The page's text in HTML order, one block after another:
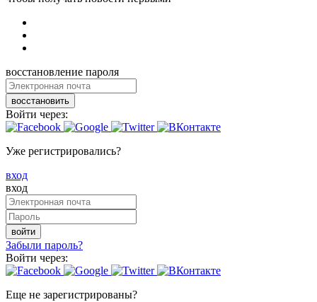
восстановление пароля
восстановить
Войти через:
Уже регистрировались?
вход
вход
войти
Забыли пароль?
Войти через:
Еще не зарегистрированы?